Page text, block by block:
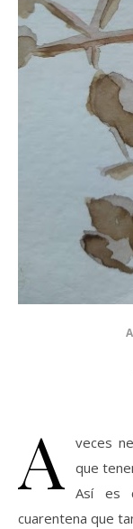
A veces
que
Así es
cuarentena que